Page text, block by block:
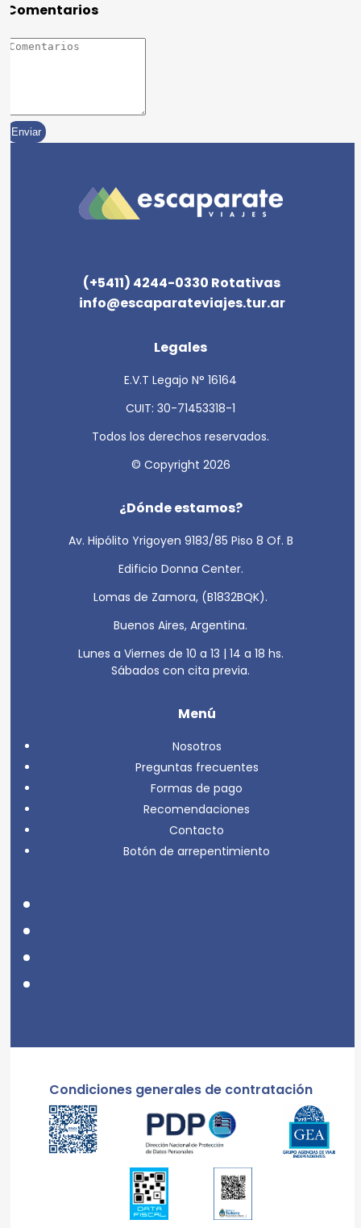
Enviar
(+5411) 4244-0330 Rotativas
info@escaparateviajes.tur.ar
Legales
E.V.T Legajo N° 16164
CUIT: 30-71453318-1
Todos los derechos reservados.
© Copyright 2026
¿Dónde estamos?
Av. Hipólito Yrigoyen 9183/85 Piso 8 Of. B
Edificio Donna Center.
Lomas de Zamora, (B1832BQK).
Buenos Aires, Argentina.
Lunes a Viernes de 10 a 13 | 14 a 18 hs.
Sábados con cita previa.
Menú
Nosotros
Preguntas frecuentes
Formas de pago
Recomendaciones
Contacto
Botón de arrepentimiento
Condiciones generales de contratación